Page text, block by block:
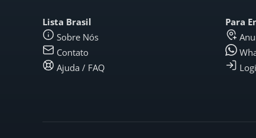
Lista Brasil
Sobre Nós
Contato
Ajuda / FAQ
Para